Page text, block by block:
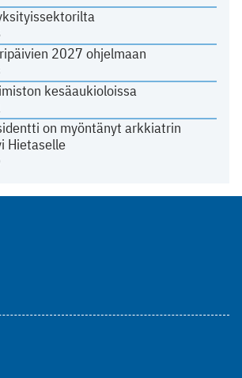
2027 ohjelmaan
kesäaukioloissa
on myöntänyt arkkiatrin
Hietaselle